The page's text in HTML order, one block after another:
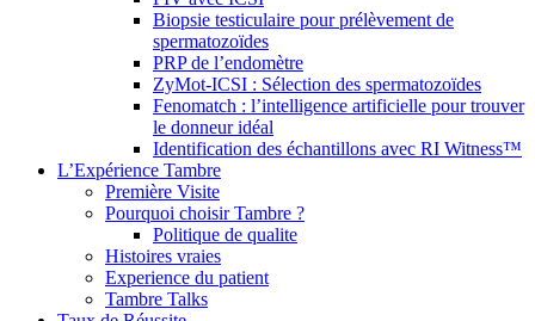
Biopsie testiculaire pour prélèvement de
spermatozoïdes
PRP de l’endomètre
ZyMot-ICSI : Sélection des spermatozoïdes
Fenomatch : l’intelligence artificielle pour trouver
le donneur idéal
Identification des échantillons avec RI Witness™
L’Expérience Tambre
Première Visite
Pourquoi choisir Tambre ?
Politique de qualite
Histoires vraies
Experience du patient
Tambre Talks